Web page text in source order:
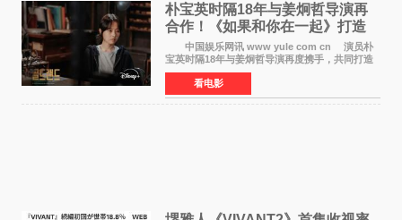
朴宝英时隔18年与姜炯哲导演再
合作！《如果和你在一起》打造
奇幻浪漫喜剧
中国娱乐网讯 www yule com cn 演员朴
宝英时隔18年与姜炯哲导演再度携手，共同打造
备受期待的浪漫喜剧新作《如果和你在一起》
（暂定名）。据OSEN报道，朴宝英将出演该片
女主角，自2008年《
看电影